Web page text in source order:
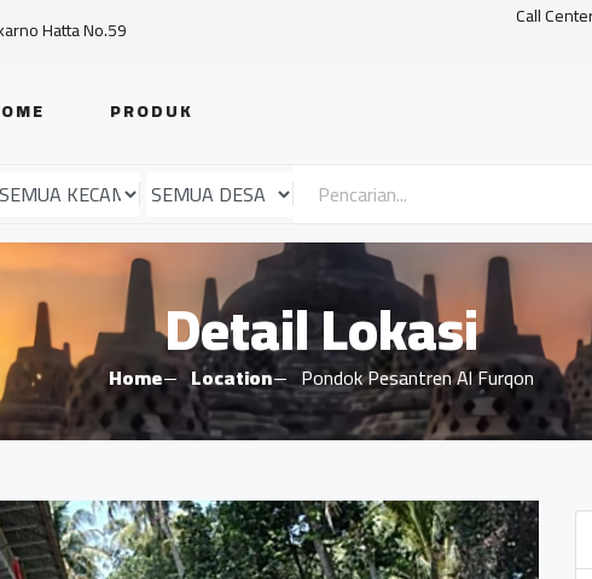
Hatta No.59 Call
PRODUK
Detail Lokasi
Home Location Pondok Pesantren Al Furqon